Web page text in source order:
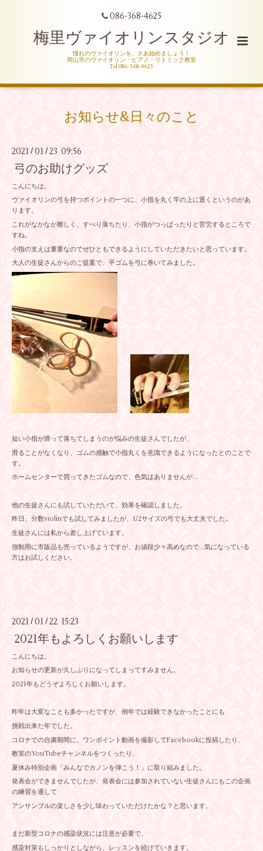
086-368-4625
梅里ヴァイオリンスタジオ
憧れのヴァイオリンを、さあ始めましょう！
岡山市のヴァイオリン・ピアノ・リトミック教室
Tel 086-368-4625
お知らせ&日々のこと
2021 /01 /23 09:56
弓のお助けグッズ
こんにちは。
ヴァイオリンの弓を持つポイントの一つに、小指を丸く竿の上に置くというのがあ
ります。
これがなかなか難しく、すべり落ちたり、小指がつっぱったりと苦労するところで
すね。
小指の支えは重要なのでぜひともできるようにしていただきたいと思っています。
大人の生徒さんからのご提案で、平ゴムを弓に巻いてみました。
短い小指が滑って落ちてしまうのが悩みの生徒さんでしたが、
滑ることがなくなり、ゴムの感触で小指丸くを意識できるようになったとのことで
す。
ホームセンターで買ってきたゴムなので、色気はありませんが…
他の生徒さんにも試していただいて、効果を確認しました。
昨日、分数violinでも試してみましたが、1/2サイズの弓でも大丈夫でした。
生徒さんには私から差し上げています。
強制用に市販品も売っているようですが、お値段少々高めなので…気になっている
方はお試しください。
2021 / 01 /22 15:23
2021年もよろしくお願いします
こんにちは。
お知らせの更新が久しぶりになってしまってすみません。
2021年もどうぞよろしくお願いします。
昨年は大変なことも多かったですが、例年では経験できなかったことにも
挑戦出来た年でした。
コロナでの自粛期間に、ワンポイント動画を撮影してFacebookに投稿したり、
教室のYouTubeチャンネルをつくったり、
夏休み特別企画「みんなでカノンを弾こう！」に取り組みました。
発表会ができませんでしたが、発表会には参加されていない生徒さんにもこの企画
の練習を通して
アンサンブルの楽しさを少し味わっていただけたかな？と思います。
まだ新型コロナの感染状況には注意が必要で、
感染対策もしっかりとしながら、レッスンを続けていきます。